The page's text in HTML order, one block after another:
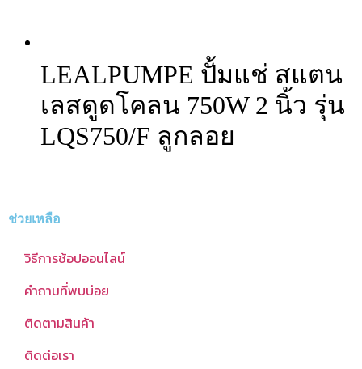
LEALPUMPE ปั้มแช่ สแตน
เลสดูดโคลน 750W 2 นิ้ว รุ่น
LQS750/F ลูกลอย
ช่วยเหลือ
วิธีการช้อปออนไลน์
คำถามที่พบบ่อย
ติดตามสินค้า
ติดต่อเรา